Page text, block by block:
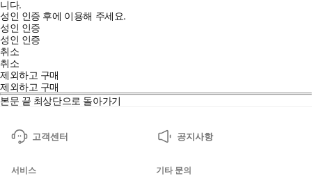
니다.
성인 인증 후에 이용해 주세요.
성인 인증
성인 인증
취소
취소
제외하고 구매
제외하고 구매
본문 끝 최상단으로 돌아가기
고객센터 공지사항
서비스
기타 문의